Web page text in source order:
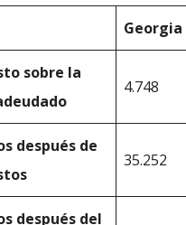
Georgia
sobre la
4.748
después de
35.252
después del